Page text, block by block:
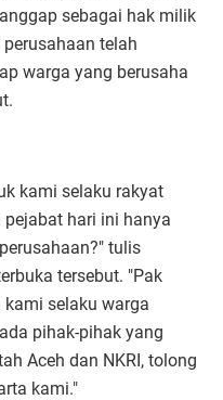
sebagai hak milik
telah
warga yang berusaha
kami selaku rakyat
pejabat hari ini hanya
tulis
tersebut. "Pak
kami selaku warga
pihak-pihak yang
Aceh dan NKRI, tolong
kami."